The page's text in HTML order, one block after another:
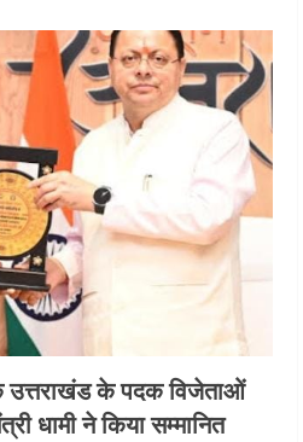
के पदक विजेताओं
धामी ने किया सम्मानित